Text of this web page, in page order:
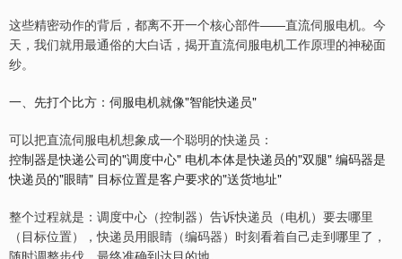
这些精密动作的背后，都离不开一个核心部件——直流伺服电机。今
天，我们就用最通俗的大白话，揭开直流伺服电机工作原理的神秘面
纱。
一、先打个比方：伺服电机就像"智能快递员"
可以把直流伺服电机想象成一个聪明的快递员：
控制器是快递公司的"调度中心" 电机本体是快递员的"双腿" 编码器是
快递员的"眼睛" 目标位置是客户要求的"送货地址"
整个过程就是：调度中心（控制器）告诉快递员（电机）要去哪里
（目标位置），快递员用眼睛（编码器）时刻看着自己走到哪里了，